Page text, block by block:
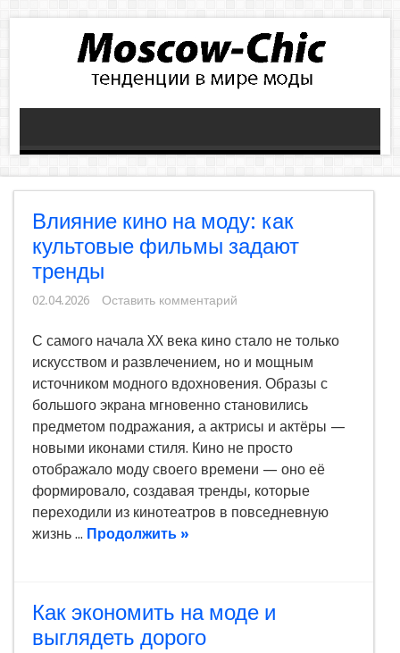
Влияние кино на моду: как
культовые фильмы задают
тренды
02.04.2026 Оставить комментарий
С самого начала XX века кино стало не только
искусством и развлечением, но и мощным
источником модного вдохновения. Образы с
большого экрана мгновенно становились
предметом подражания, а актрисы и актёры —
новыми иконами стиля. Кино не просто
отображало моду своего времени — оно её
формировало, создавая тренды, которые
переходили из кинотеатров в повседневную
жизнь ... Продолжить »
Как экономить на моде и
выглядеть дорого